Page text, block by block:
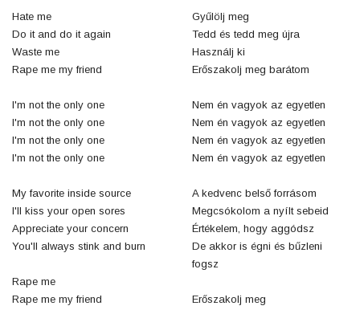
Hate me
Do it and do it again
Waste me
Rape me my friend
I'm not the only one
I'm not the only one
I'm not the only one
I'm not the only one
My favorite inside source
I'll kiss your open sores
Appreciate your concern
You'll always stink and burn
Rape me
Rape me my friend
Gyűlölj meg
Tedd és tedd meg újra
Használj ki
Erőszakolj meg barátom
Nem én vagyok az egyetlen
Nem én vagyok az egyetlen
Nem én vagyok az egyetlen
Nem én vagyok az egyetlen
A kedvenc belső forrásom
Megcsókolom a nyílt sebeid
Értékelem, hogy aggódsz
De akkor is égni és bűzleni
fogsz
Erőszakolj meg